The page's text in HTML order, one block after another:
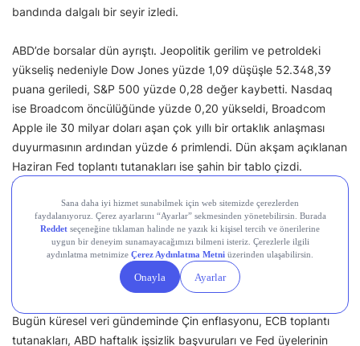
bandında dalgalı bir seyir izledi.
ABD’de borsalar dün ayrıştı. Jeopolitik gerilim ve petroldeki
yükseliş nedeniyle Dow Jones yüzde 1,09 düşüşle 52.348,39
puana geriledi, S&P 500 yüzde 0,28 değer kaybetti. Nasdaq
ise Broadcom öncülüğünde yüzde 0,20 yükseldi, Broadcom
Apple ile 30 milyar doları aşan çok yıllı bir ortaklık anlaşması
duyurmasının ardından yüzde 6 primlendi. Dün akşam açıklanan
Haziran Fed toplantı tutanakları ise şahin bir tablo çizdi.
Tutanaklar, Fed’in tarafsız ve bekle-gör bir duruşa geçtiğini,
enflasyonun yukarı yönlü risklerinin temel endişe haline geldiğini
ve fiyat baskılarının enerji ile tarifelerin ötesine, ulaşım, hava
yolu biletleri ve konut dışı hizmetlere yayıldığını gösterdi. Komite
yıl sonu faiz patikası konusunda ikiye bölünmüş durumda,
birkaç üye Haziran’da faiz artırımı için gerekçe oluşturdu.
Bugün küresel veri gündeminde Çin enflasyonu, ECB toplantı
tutanakları, ABD haftalık işsizlik başvuruları ve Fed üyelerinin